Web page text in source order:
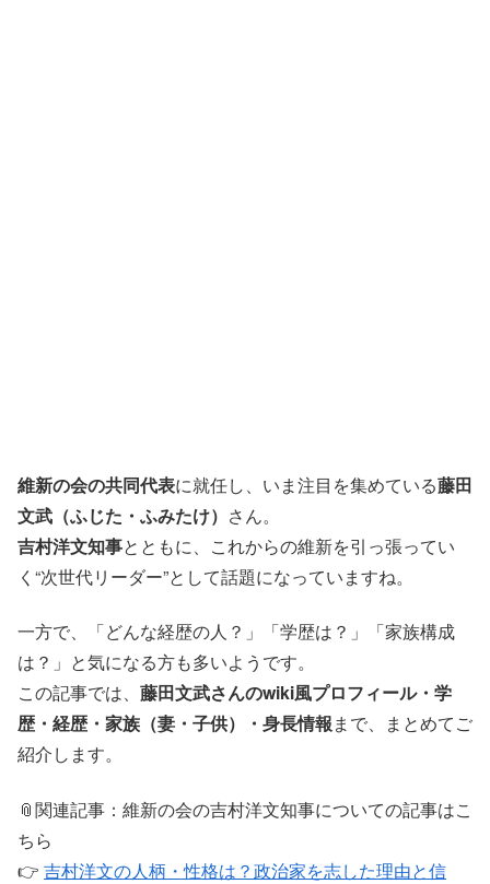
維新の会の共同代表に就任し、いま注目を集めている藤田
文武（ふじた・ふみたけ） さん。
吉村洋文知事とともに、これからの維新を引っ張ってい
く“次世代リーダー”として話題になっていますね。
一方で、「どんな経歴の人？」「学歴は？」「家族構成
は？」と気になる方も多いようです。
この記事では、 藤田文武さんのwiki風プロフィール・学
歴・経歴・家族（妻・子供）・身長情報まで、まとめてご
紹介します。
📎関連記事：維新の会の吉村洋文知事についての記事はこ
ちら
👉 吉村洋文の人柄・性格は？政治家を志した理由と信